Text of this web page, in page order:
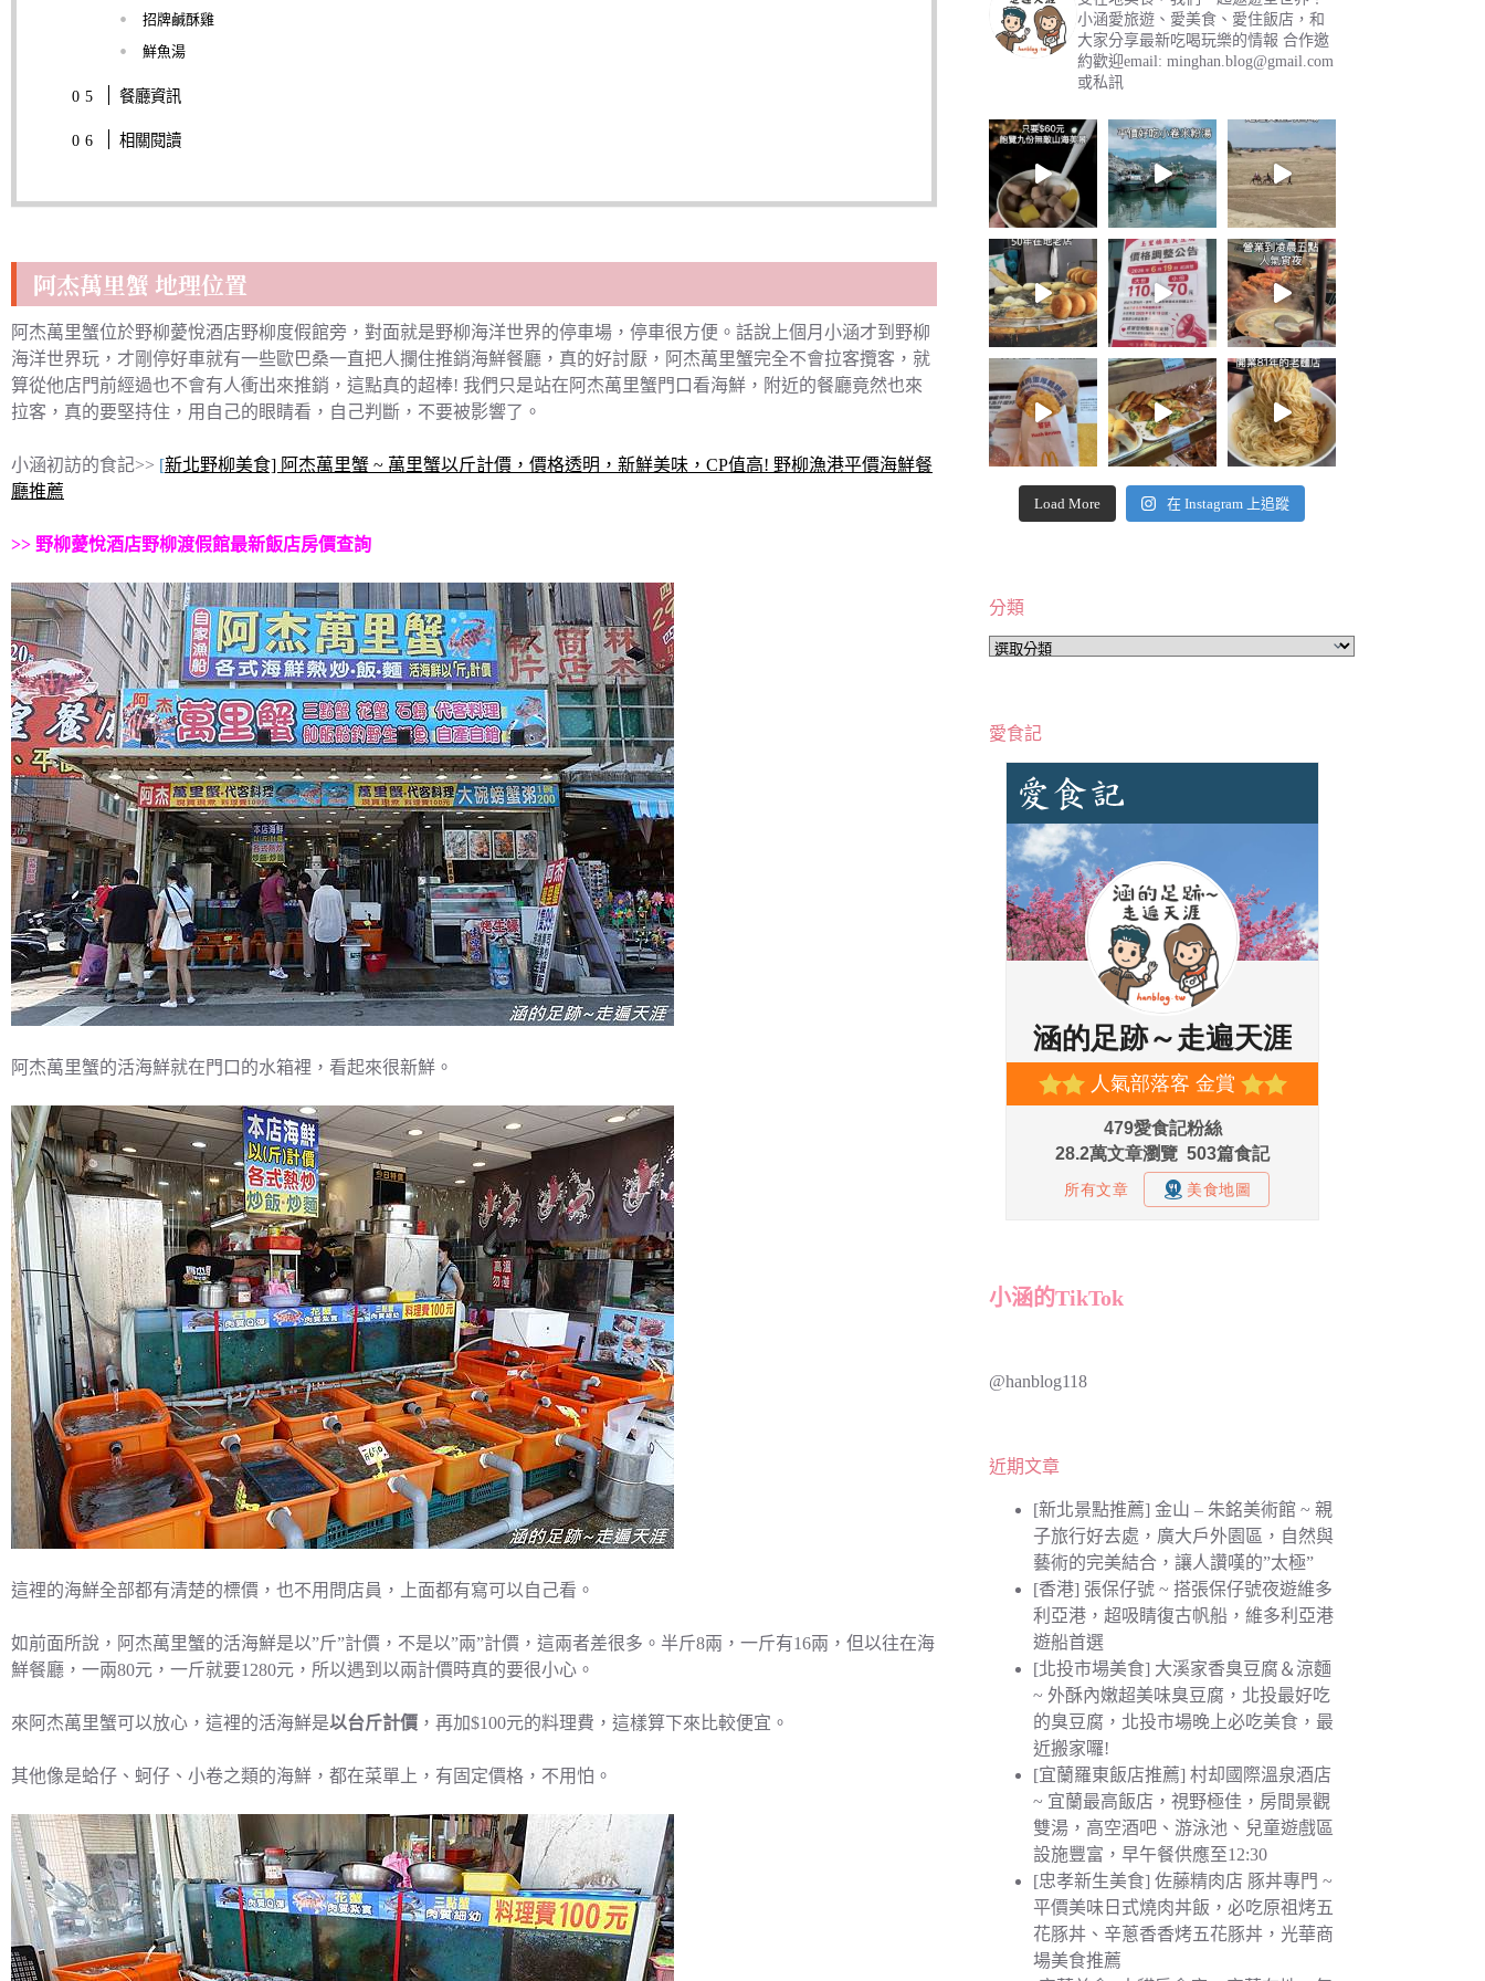
招牌鹹酥雞
鮮魚湯
餐廳資訊
相關閱讀
阿杰萬里蟹 地理位置
阿杰萬里蟹位於野柳薆悅酒店野柳度假館旁，對面就是野柳海洋世界的停車場，停車很方便。話說上個月小涵才到野柳
海洋世界玩，才剛停好車就有一些歐巴桑一直把人攔住推銷海鮮餐廳，真的好討厭，阿杰萬里蟹完全不會拉客攬客，就
算從他店門前經過也不會有人衝出來推銷，這點真的超棒! 我們只是站在阿杰萬里蟹門口看海鮮，附近的餐廳竟然也來
拉客，真的要堅持住，用自己的眼睛看，自己判斷，不要被影響了。
小涵初訪的食記>> [新北野柳美食] 阿杰萬里蟹 ~ 萬里蟹以斤計價，價格透明，新鮮美味，CP值高! 野柳漁港平價海鮮餐
廳推薦
>> 野柳薆悅酒店野柳渡假館最新飯店房價查詢
阿杰萬里蟹的活海鮮就在門口的水箱裡，看起來很新鮮。
這裡的海鮮全部都有清楚的標價，也不用問店員，上面都有寫可以自己看。
如前面所說，阿杰萬里蟹的活海鮮是以”斤”計價，不是以”兩”計價，這兩者差很多。半斤8兩，一斤有16兩，但以往在海
鮮餐廳，一兩80元，一斤就要1280元，所以遇到以兩計價時真的要很小心。
來阿杰萬里蟹可以放心，這裡的活海鮮是以台斤計價 ，再加$100元的料理費，這樣算下來比較便宜。
其他像是蛤仔、蚵仔、小卷之類的海鮮，都在菜單上，有固定價格，不用怕。
小涵愛旅遊、愛美食、愛住飯店，和
大家分享最新吃喝玩樂的情報 合作邀
約歡迎email: minghan.blog@gmail.com
或私訊
Load More 在 Instagram 上追蹤
分類
分
愛食記
小涵的TikTok
@hanblog118
近期文章
[新北景點推薦] 金山 – 朱銘美術館 ~ 親
子旅行好去處，廣大戶外園區，自然與
藝術的完美結合，讓人讚嘆的”太極”
[香港] 張保仔號 ~ 搭張保仔號夜遊維多
利亞港，超吸睛復古帆船，維多利亞港
遊船首選
[北投市場美食] 大溪家香臭豆腐＆涼麵
~ 外酥內嫩超美味臭豆腐，北投最好吃
的臭豆腐，北投市場晚上必吃美食，最
近搬家囉!
[宜蘭羅東飯店推薦] 村却國際溫泉酒店
~ 宜蘭最高飯店，視野極佳，房間景觀
雙湯，高空酒吧、游泳池、兒童遊戲區
設施豐富，早午餐供應至12:30
[忠孝新生美食] 佐藤精肉店 豚丼專門 ~
平價美味日式燒肉丼飯，必吃原祖烤五
花豚丼、辛蔥香香烤五花豚丼，光華商
場美食推薦